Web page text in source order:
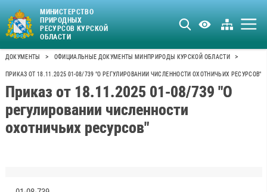
МИНИСТЕРСТВО
ПРИРОДНЫХ
РЕСУРСОВ КУРСКОЙ
ОБЛАСТИ
ДОКУМЕНТЫ > ОФИЦИАЛЬНЫЕ ДОКУМЕНТЫ МИНПРИРОДЫ КУРСКОЙ ОБЛАСТИ >
ПРИКАЗ ОТ 18.11.2025 01-08/739 "О РЕГУЛИРОВАНИИ ЧИСЛЕННОСТИ ОХОТНИЧЬИХ РЕСУРСОВ"
Приказ от 18.11.2025 01-08/739 "О
регулировании численности
охотничьих ресурсов"